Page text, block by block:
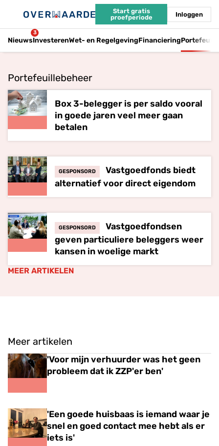
Start gratis
proefperiode
Inloggen
Nieuws
3
InvesterenWet- en RegelgevingFinanciering
Portefeuillebeheer
Box 3-belegger is per saldo vooral
in goede jaren veel meer gaan
betalen
GESPONSORD
Vastgoedfonds biedt
alternatief voor direct eigendom
GESPONSORD
Vastgoedfondsen
geven particuliere beleggers weer
kansen in woelige markt
MEER ARTIKELEN
Meer artikelen
'Voor mijn verhuurder was het geen
probleem dat ik ZZP'er ben'
'Een goede huisbaas is iemand waar je
snel en goed contact mee hebt als er
iets is'